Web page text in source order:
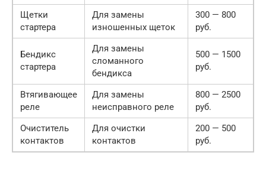
Щетки
стартера
Для замены
изношенных щеток
300 — 800
руб.
Бендикс
стартера
Для замены
сломанного
бендикса
500 — 1500
руб.
Втягивающее
реле
Для замены
неисправного реле
800 — 2500
руб.
Очиститель
контактов
Для очистки
контактов
200 — 500
руб.